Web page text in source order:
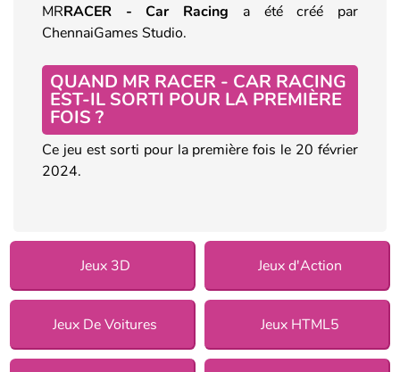
MRRACER - Car Racing a été créé par
ChennaiGames Studio.
QUAND MR RACER - CAR RACING
EST-IL SORTI POUR LA PREMIÈRE
FOIS ?
Ce jeu est sorti pour la première fois le 20 février
2024.
Jeux 3D Jeux d'Action
Jeux De Voitures Jeux HTML5